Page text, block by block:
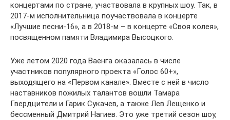
концертами по стране, участвовала в крупных шоу. Так, в
2017-м исполнительница поучаствовала в концерте
«Лучшие песни-16», а в 2018-м – в концерте «Своя колея»,
посвященном памяти Владимира Высоцкого.
Уже летом 2020 года Ваенга оказалась в числе
участников популярного проекта «Голос 60+»,
выходящего на «Первом канале». Вместе с ней в число
наставников пожилых талантов вошли Тамара
Гвердцители и Гарик Сукачев, а также Лев Лещенко и
бессменный Дмитрий Нагиев. Это уже третий сезон шоу,